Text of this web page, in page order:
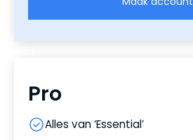
Pro
Alles van ‘Essential’